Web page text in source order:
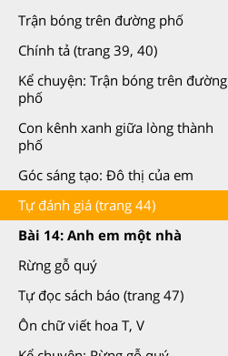
Trận bóng trên đường phố
Chính tả (trang 39, 40)
Kể chuyện: Trận bóng trên đường
phố
Con kênh xanh giữa lòng thành
phố
Góc sáng tạo: Đô thị của em
Tự đánh giá (trang 44)
Bài 14: Anh em một nhà
Rừng gỗ quý
Tự đọc sách báo (trang 47)
Ôn chữ viết hoa T, V